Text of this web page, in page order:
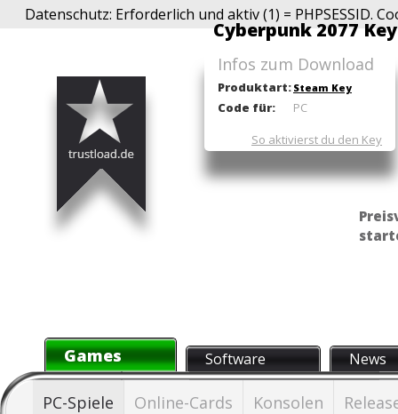
Datenschutz: Erforderlich und aktiv (1) = PHPSESSID.
Cyberpunk 2077
Infos zum Download
Produktart: Steam Key
Code für:
PC
So aktivierst du den Key
Games Software News
PC-Spiele Online-Cards Konsolen